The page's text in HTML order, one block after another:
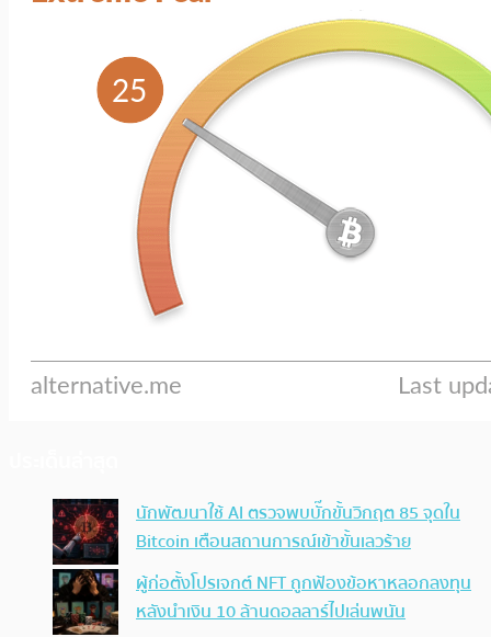
นักพัฒนาใช้ AI ตรวจพบบั๊กขั้นวิกฤต 85 จุดใน
Bitcoin เตือนสถานการณ์เข้าขั้นเลวร้าย
ผู้ก่อตั้งโปรเจกต์ NFT ถูกฟ้องข้อหาหลอกลงทุน
หลังนำเงิน 10 ล้านดอลลาร์ไปเล่นพนัน